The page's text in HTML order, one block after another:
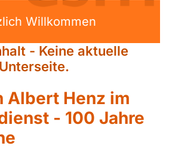
Willkommen
- Keine aktuelle
Albert Henz im
- 100 Jahre